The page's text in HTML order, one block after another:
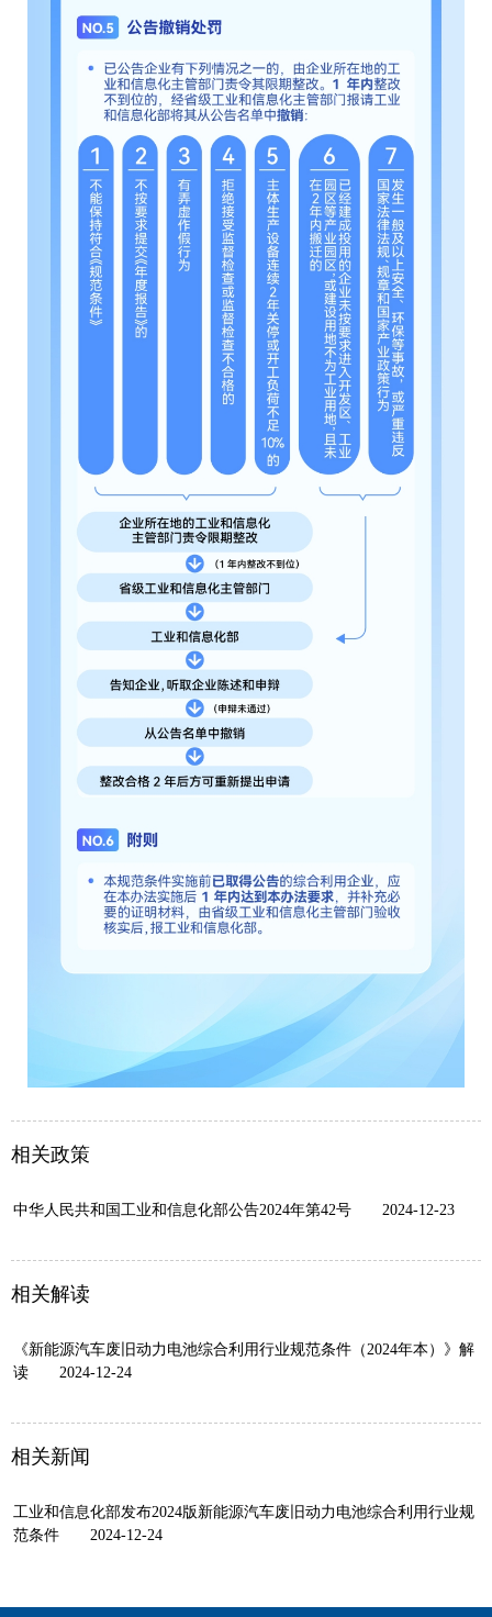
相关政策
中华人民共和国工业和信息化部公告2024年第42号 2024-12-23
相关解读
《新能源汽车废旧动力电池综合利用行业规范条件（2024年本）》解
读
2024-12-24
相关新闻
工业和信息化部发布2024版新能源汽车废旧动力电池综合利用行业规
范条件
2024-12-24